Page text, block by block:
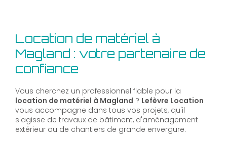
Location de matériel à
Magland : votre partenaire de
confiance
Vous cherchez un professionnel fiable pour la
location de matériel à Magland ? Lefèvre Location
vous accompagne dans tous vos projets, qu'il
s'agisse de travaux de bâtiment, d'aménagement
extérieur ou de chantiers de grande envergure.